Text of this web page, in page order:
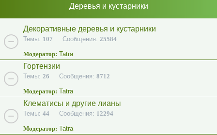
Деревья и кустарники
Декоративные деревья и кустарники
Темы: 107 Сообщения: 25584
Модератор: Tatra
Гортензии
Темы: 26 Сообщения: 8712
Модератор: Tatra
Клематисы и другие лианы
Темы: 44 Сообщения: 12294
Модератор: Tatra